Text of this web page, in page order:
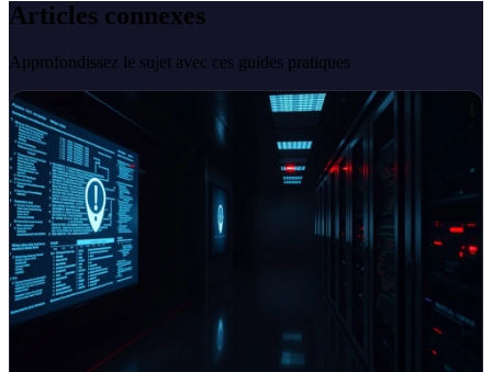
Articles connexes
Approfondissez le sujet avec ces guides pratiques